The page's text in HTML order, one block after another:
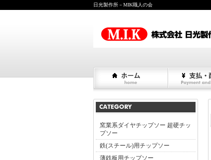
日光製作所－MIK職人の会
窯業系ダイヤチップソー 超硬チッ
プソー
鉄(スチール)用チップソー
薄鉄板用チップソー